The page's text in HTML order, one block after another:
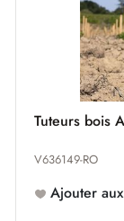
Tuteurs bois
V636149-RO
Ajouter